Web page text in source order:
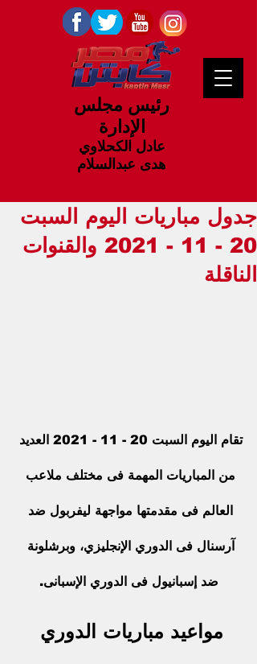
رئيس مجلس
الإدارة
عادل الكحلاوي
هدى عبدالسلام
جدول مباريات اليوم السبت
20 - 11 - 2021 والقنوات
الناقلة
تقام اليوم السبت 20 - 11 - 2021 العديد
من المباريات المهمة فى مختلف ملاعب
العالم فى مقدمتها مواجهة ليفربول ضد
آرسنال فى الدوري الإنجليزي، وبرشلونة
ضد إسبانيول فى الدوري الإسبانى.
مواعيد مباريات الدوري